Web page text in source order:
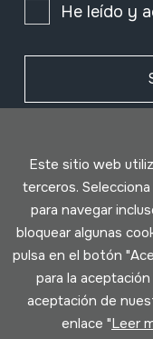
He leído y
Este sitio web
terceros.
para navegar
bloquear algunas
pulsa en el botón
para la
aceptación de
enlace "Leer